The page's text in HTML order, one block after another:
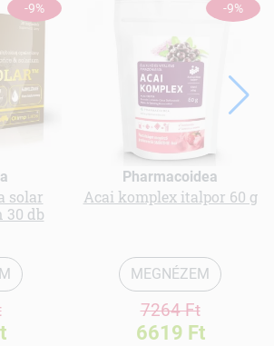
-9%
solar
30 db
-9%
Pharmacoidea
Acai komplex italpor 60 g
MEGNÉZEM
7264 Ft
6619 Ft